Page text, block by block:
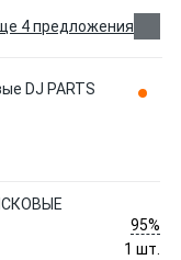
4 предложения
DJ PARTS
95%
1 шт.